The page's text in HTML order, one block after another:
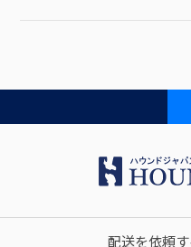
配送を依頼